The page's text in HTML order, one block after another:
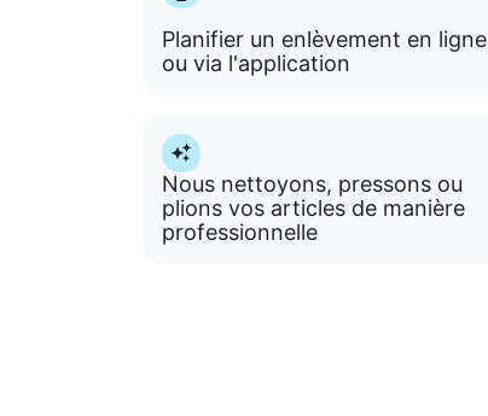
Planifier un enlèvement en ligne
ou via l'application
Nous nettoyons, pressons ou
plions vos articles de manière
professionnelle